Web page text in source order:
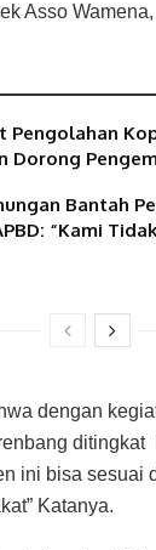
Asso
Pengolahan
Dorong
Bantah
“Kami
dengan
ditingkat
ini bisa sesuai
Katanya.